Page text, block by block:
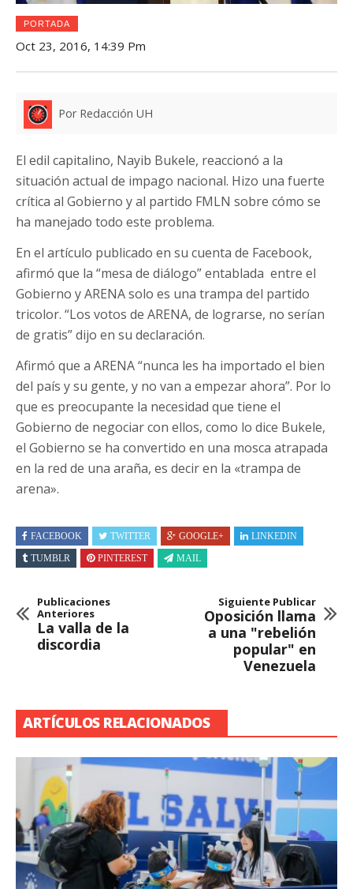
PORTADA
Oct 23, 2016, 14:39 Pm
Por Redacción UH
El edil capitalino, Nayib Bukele, reaccionó a la
situación actual de impago nacional. Hizo una fuerte
crítica al Gobierno y al partido FMLN sobre cómo se
ha manejado todo este problema.
En el artículo publicado en su cuenta de Facebook,
afirmó que la “mesa de diálogo” entablada entre el
Gobierno y ARENA solo es una trampa del partido
tricolor. “Los votos de ARENA, de lograrse, no serían
de gratis” dijo en su declaración.
Afirmó que a ARENA “nunca les ha importado el bien
del país y su gente, y no van a empezar ahora”. Por lo
que es preocupante la necesidad que tiene el
Gobierno de negociar con ellos, como lo dice Bukele,
el Gobierno se ha convertido en una mosca atrapada
en la red de una araña, es decir en la «trampa de
arena».
FACEBOOK TWITTER GOOGLE+
LINKEDIN
TUMBLR
PINTEREST MAIL
Publicaciones
Anteriores
La valla de la
discordia
Siguiente Publicar
Oposición llama
a una "rebelión
popular" en
Venezuela
ARTÍCULOS RELACIONADOS